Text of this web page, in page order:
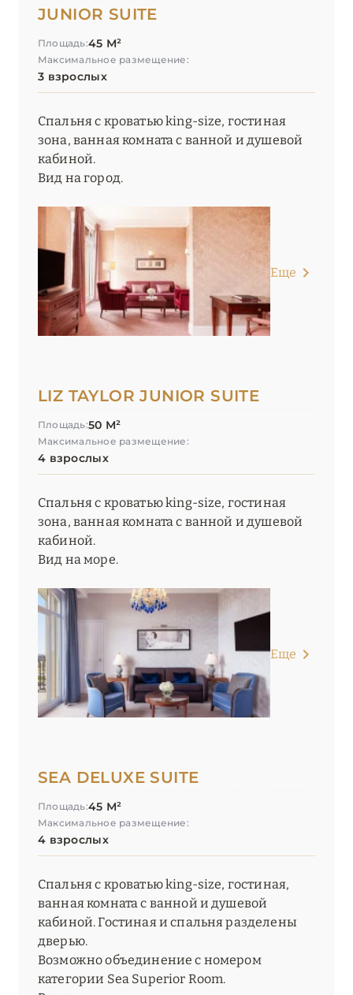
JUNIOR SUITE
Площадь:45 М²
Максимальное размещение:
3 взрослых
Спальня с кроватью king-size, гостиная
зона, ванная комната с ванной и душевой
кабиной.
Вид на город.
Еще
LIZ TAYLOR JUNIOR SUITE
Площадь:50 М²
Максимальное размещение:
4 взрослых
Спальня с кроватью king-size, гостиная
зона, ванная комната с ванной и душевой
кабиной.
Вид на море.
Еще
SEA DELUXE SUITE
Площадь:45 М²
Максимальное размещение:
4 взрослых
Спальня с кроватью king-size, гостиная,
ванная комната с ванной и душевой
кабиной. Гостиная и спальня разделены
дверью.
Возможно объединение с номером
категории Sea Superior Room.